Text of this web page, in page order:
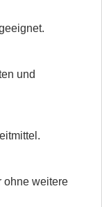
und
ohne weitere